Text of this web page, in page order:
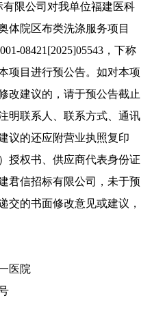
公司对我单位福建医科
体院区布类洗涤服务项目
08421[2025]05543，下称
项目进行预公告。如对本项
改建议的，请于预公告截止
明联系人、联系方式、通讯
议的还应附营业执照复印
授权书、供应商代表身份证
君信招标有限公司，未于预
交的书面修改意见或建议，
医院